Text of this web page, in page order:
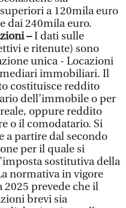
a 120mila euro
dai 240mila euro.
–I dati sulle
e ritenute) sono
unica - Locazioni
immobiliari. Il
costituisce reddito
dell’immobile o per
oppure reddito
o il comodatario. Si
a partire dal secondo
per il quale si
sostitutiva della
normativa in vigore
prevede che il
brevi sia